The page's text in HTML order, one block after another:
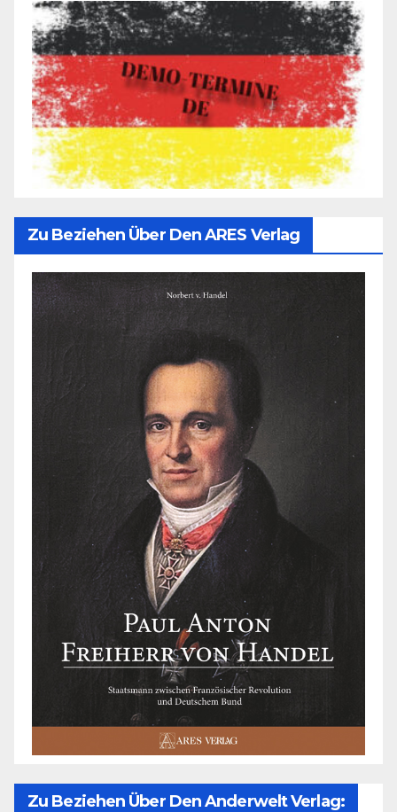
Zu Beziehen Über Den ARES Verlag
Zu Beziehen Über Den Anderwelt Verlag: